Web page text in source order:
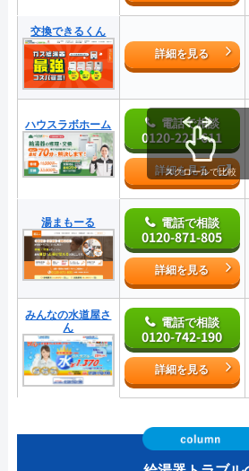
交換できるくん
詳細を見る
ハウスラボホーム 電話で相談
0120-221-611
詳細を見る
湯まもーる 電話で相談
0120-871-805
詳細を見る
みんなの水道屋さ
ん
電話で相談
0120-742-190
詳細を見る
スクロールで比較